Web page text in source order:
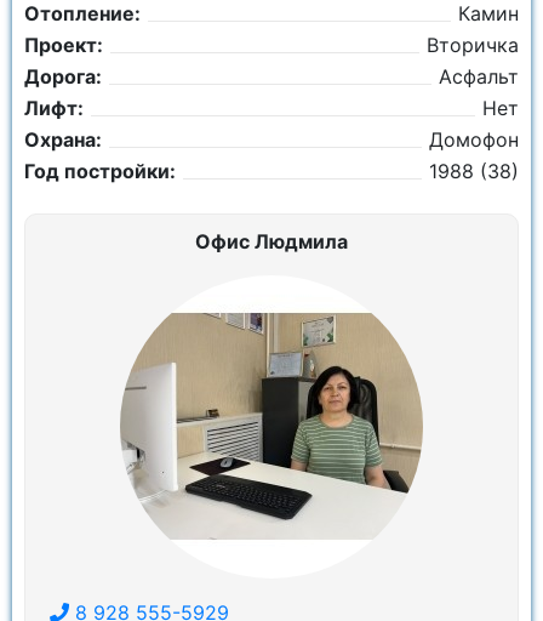
Отопление:
Камин
Проект:
Вторичка
Дорога:
Асфальт
Лифт:
Нет
Охрана:
Домофон
Год постройки:
1988 (38)
Офис Людмила
8 928 555-5929